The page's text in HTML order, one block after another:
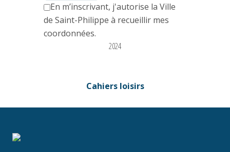
En m’inscrivant, j'autorise la Ville
de Saint-Philippe à recueillir mes
coordonnées.
2024
Cahiers loisirs